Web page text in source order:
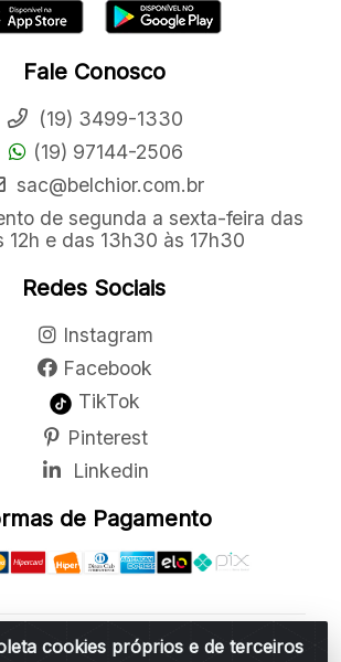
cookies próprios e de terceiros
Fale Conosco
(19) 3499-1330
(19) 97144-2506
sac@belchior.com.br
de segunda a sexta-feira das
12h e das 13h30 às 17h30
Redes Sociais
Instagram
Facebook
TikTok
Pinterest
Linkedin
de Pagamento
e Acessórios LTDA - R: Rua